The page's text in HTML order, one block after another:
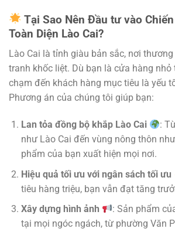
Tại Sao Nên Đầu tư vào
Toàn Diện Lào Cai?
Lào Cai là tỉnh giàu bản sắc, nơi
tranh khốc liệt. Dù bạn là cửa hàng nhỏ
chạm đến khách hàng mục tiêu là yếu
Phương án của chúng tôi giúp bạn:
Lan tỏa đồng bộ khắp Lào Cai
:
như Lào Cai đến vùng nông thôn
phẩm của bạn xuất hiện mọi nơi.
Hiệu quả tối ưu với ngân sách tối ưu
tiêu hàng triệu, bạn vẫn đạt tăng
Xây dựng hình ảnh
: Sản phẩm
tại mọi ngóc ngách, từ phường Văn